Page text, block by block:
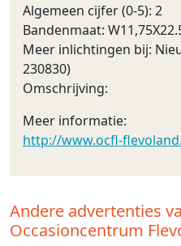
Algemeen cijfer (0-5): 2
Bandenmaat:
Meer inlichtingen bij:
230830)
Omschrijving:
Meer informatie:
http://www.ocfl-
Andere advertenties
Occasioncentrum